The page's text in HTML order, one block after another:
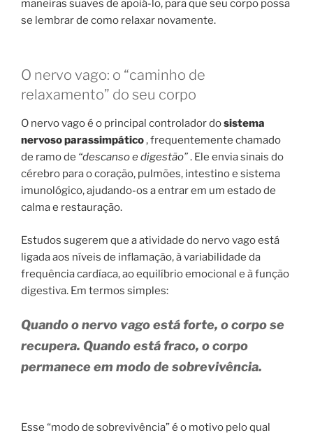
maneiras suaves de apoiá-lo, para que seu corpo possa
se lembrar de como relaxar novamente.
O nervo vago: o “caminho de
relaxamento” do seu corpo
O nervo vago é o principal controlador dosistema
nervoso parassimpático, frequentemente chamado
de ramo de “descanso e digestão”. Ele envia sinais do
cérebro para o coração, pulmões, intestino e sistema
imunológico, ajudando-os a entrar em um estado de
calma e restauração.
Estudos sugerem que a atividade do nervo vago está
ligada aos níveis de inflamação, à variabilidade da
frequência cardíaca, ao equilíbrio emocional e à função
digestiva. Em termos simples:
Quando o nervo vago está forte, o corpo se
recupera. Quando está fraco, o corpo
permanece em modo de sobrevivência.
Esse “modo de sobrevivência” é o motivo pelo qual